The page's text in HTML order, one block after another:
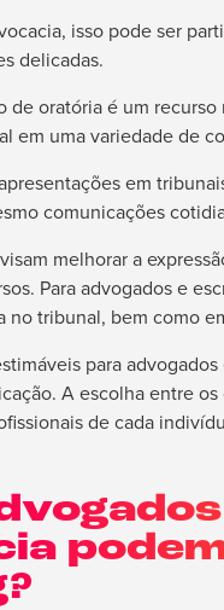
isso pode ser
delicadas.
de oratória é um
em uma variedade de
em
comunicações
melhorar a
Para advogados e
no tribunal, bem como
para
A escolha entre
de cada